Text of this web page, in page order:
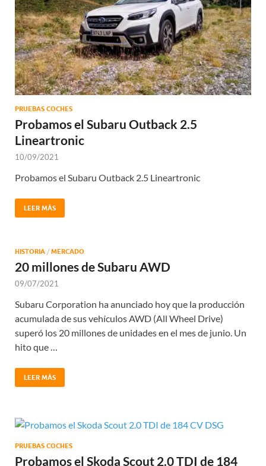
PRUEBAS COCHES
Probamos el Subaru Outback 2.5
Lineartronic
10/09/2021
Probamos el Subaru Outback 2.5 Lineartronic
LEER MÁS
HISTORIA / MERCADO
20 millones de Subaru AWD
09/07/2021
Subaru Corporation ha anunciado hoy que la producción
acumulada de sus vehículos AWD (All Wheel Drive)
superó los 20 millones de unidades en el mes de junio. Un
hito que …
LEER MÁS
PRUEBAS COCHES
Probamos el Skoda Scout 2.0 TDI de 184